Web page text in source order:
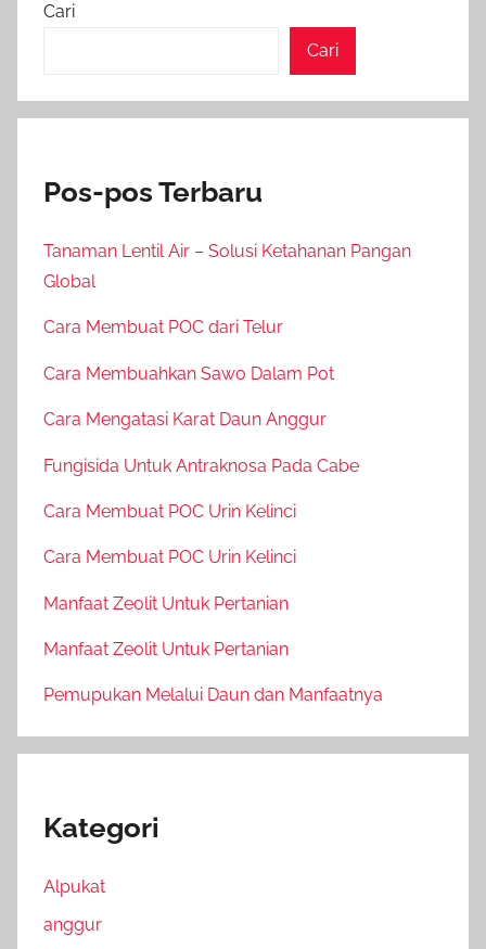
Cari
Cari
Pos-pos Terbaru
Tanaman Lentil Air – Solusi Ketahanan Pangan
Global
Cara Membuat POC dari Telur
Cara Membuahkan Sawo Dalam Pot
Cara Mengatasi Karat Daun Anggur
Fungisida Untuk Antraknosa Pada Cabe
Cara Membuat POC Urin Kelinci
Cara Membuat POC Urin Kelinci
Manfaat Zeolit Untuk Pertanian
Manfaat Zeolit Untuk Pertanian
Pemupukan Melalui Daun dan Manfaatnya
Kategori
Alpukat
anggur